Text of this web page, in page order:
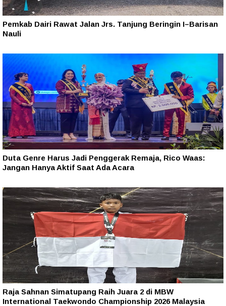
Pemkab Dairi Rawat Jalan Jrs. Tanjung Beringin I–Barisan
Nauli
Duta Genre Harus Jadi Penggerak Remaja, Rico Waas:
Jangan Hanya Aktif Saat Ada Acara
Raja Sahnan Simatupang Raih Juara 2 di MBW
International Taekwondo Championship 2026 Malaysia